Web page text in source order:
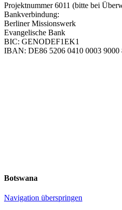
Projektnummer 6011 (bitte bei
Bankverbindung:
Berliner Missionswerk
Evangelische Bank
BIC: GENODEF1EK1
IBAN: DE86 5206 0410 0003 9000
Botswana
Navigation überspringen